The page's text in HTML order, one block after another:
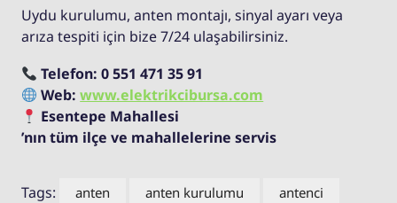
Uydu kurulumu, anten montajı, sinyal ayarı veya
arıza tespiti için bize 7/24 ulaşabilirsiniz.
Telefon: 0 551 471 35 91
Web: www.elektrikcibursa.com
Esentepe Mahallesi
’nın tüm ilçe ve mahallelerine servis
Tags: anten anten kurulumu
antenci